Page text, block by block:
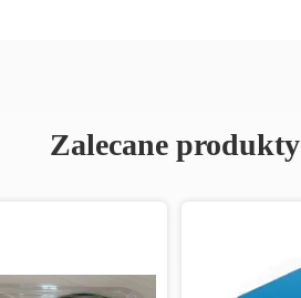
Zalecane produkty